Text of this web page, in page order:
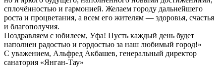
сплочённостью и гармонией. Желаем городу дальнейшего
роста и процветания, а всем его жителям — здоровья, счастья
и благополучия.
Поздравляем с юбилеем, Уфа! Пусть каждый день будет
наполнен радостью и гордостью за наш любимый город!»
С уважением, Альфред Акбашев, генеральный директор
санатория «Янган-Тау»